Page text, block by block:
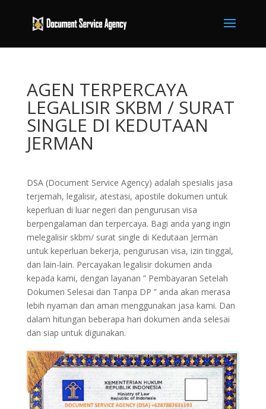
AGEN TERPERCAYA
LEGALISIR SKBM / SURAT
SINGLE DI KEDUTAAN
JERMAN
DSA (Document Service Agency) adalah spesialis jasa
terjemah, legalisir, atestasi, apostile dokumen untuk
keperluan di luar negeri dan pengurusan visa
berpengalaman dan terpercaya. Bagi anda yang ingin
melegalisir skbm/ surat single di Kedutaan Jerman
untuk keperluan bekerja, pengurusan visa, izin tinggal,
dan lain-lain. Percayakan legalisir dokumen anda
kepada kami, dengan layanan ” Pembayaran Setelah
Dokumen Selesai dan Tanpa DP ” anda akan merasa
lebih nyaman dan aman menggunakan jasa kami. Dan
dalam hitungan beberapa hari dokumen anda selesai
dan siap untuk digunakan.